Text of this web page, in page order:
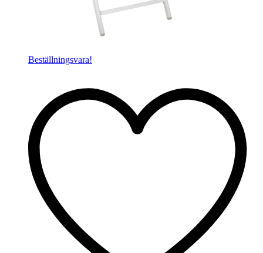
Beställningsvara!